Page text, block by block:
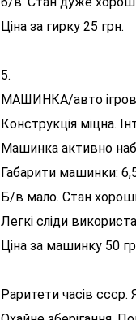
Ціна за гирку 25 грн.
5.
МАШИНКА/авто
Конструкція міцна.
Машинка активно
Габарити машинки:
Б/в мало. Стан
Легкі сліди
Ціна за машинку 50
Раритети часів ссср.